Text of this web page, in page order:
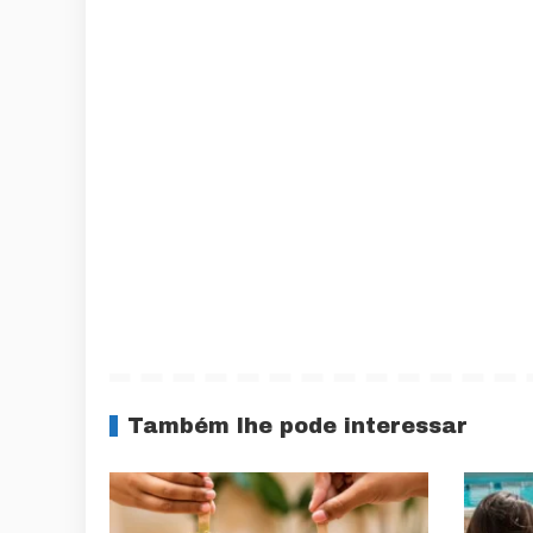
Também lhe pode interessar